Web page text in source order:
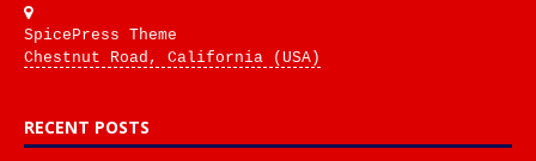
SpicePress Theme
Chestnut Road, California (USA)
RECENT POSTS